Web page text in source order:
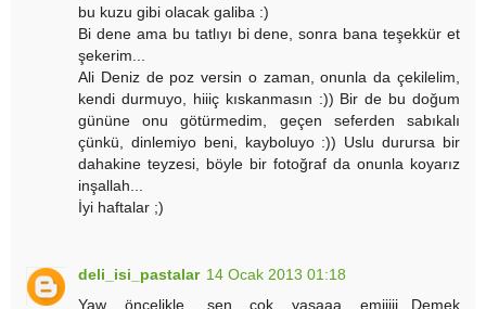
bu kuzu gibi olacak galiba :)
Bi dene ama bu tatlıyı bi dene, sonra bana teşekkür et
şekerim...
Ali Deniz de poz versin o zaman, onunla da çekilelim,
kendi durmuyo, hiiiç kıskanmasın :)) Bir de bu doğum
gününe onu götürmedim, geçen seferden sabıkalı
çünkü, dinlemiyo beni, kayboluyo :)) Uslu durursa bir
dahakine teyzesi, böyle bir fotoğraf da onunla koyarız
inşallah...
İyi haftalar ;)
deli_isi_pastalar 14 Ocak 2013 01:18
Yaw öncelikle, sen çok yaşaaa emiiiii...Demek